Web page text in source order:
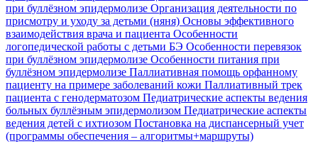
при буллёзном эпидермолизе Организация деятельности по
присмотру и уходу за детьми (няня) Основы эффективного
взаимодействия врача и пациента Особенности
логопедической работы с детьми БЭ Особенности перевязок
при буллёзном эпидермолизе Особенности питания при
буллёзном эпидермолизе Паллиативная помощь орфанному
пациенту на примере заболеваний кожи Паллиативный трек
пациента с генодерматозом Педиатрические аспекты ведения
больных буллёзным эпидермолизом Педиатрические аспекты
ведения детей с ихтиозом Постановка на диспансерный учет
(программы обеспечения – алгоритмы+маршруты)